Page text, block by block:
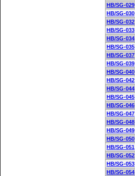
HB/SG-029
HB/SG-030
HB/SG-032
HB/SG-033
HB/SG-034
HB/SG-035
HB/SG-037
HB/SG-039
HB/SG-040
HB/SG-042
HB/SG-044
HB/SG-045
HB/SG-046
HB/SG-047
HB/SG-048
HB/SG-049
HB/SG-050
HB/SG-051
HB/SG-052
HB/SG-053
HB/SG-054